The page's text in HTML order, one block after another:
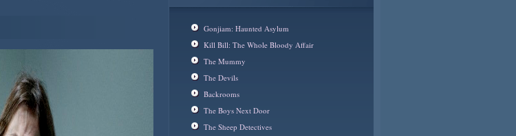
Gonjiam: Haunted Asylum
Kill Bill: The Whole Bloody Affair
The Mummy
The Devils
Backrooms
The Boys Next Door
The Sheep Detectives